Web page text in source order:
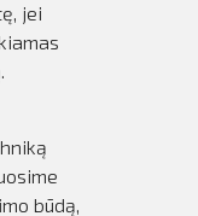
jei
būdą,